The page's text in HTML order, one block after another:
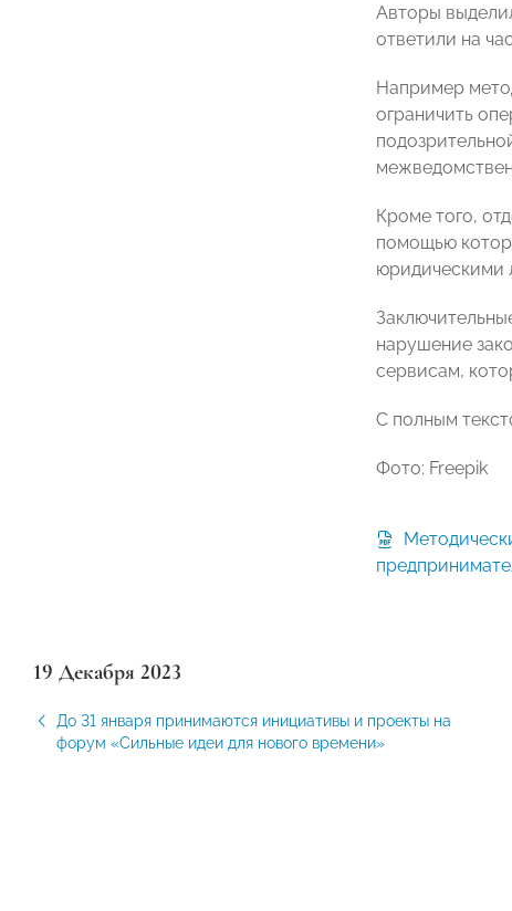
Авторы
ответили на
Например
ограничить
Кроме того,
помощью
юридическими
нарушение
сервисам,
С полным
Фото: Freepik
19 Декабря 2023
До 31 января принимаются инициативы и проекты на
форум «Сильные идеи для нового времени»